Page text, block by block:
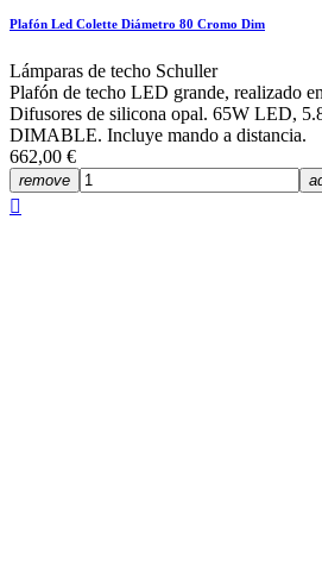
Plafón Led Colette Diámetro 80 Cromo Dim
Lámparas de techo Schuller
Plafón de techo LED grande, realizado
Difusores de silicona opal. 65W LED,
DIMABLE. Incluye mando a distancia.
662,00 €
remove
